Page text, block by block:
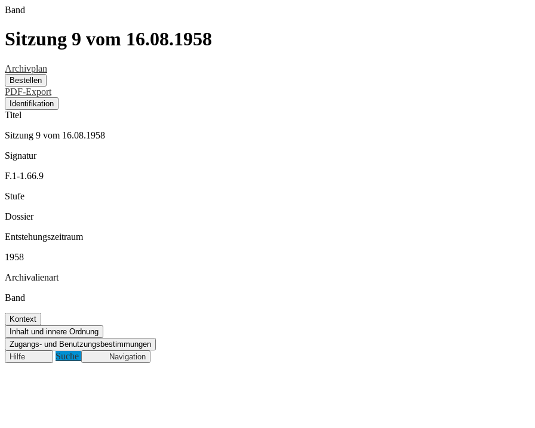
Band
Sitzung 9 vom 16.08.1958
Archivplan
Bestellen
PDF-Export
Identifikation
Titel
Sitzung 9 vom 16.08.1958
Signatur
F.1-1.66.9
Stufe
Dossier
Entstehungszeitraum
1958
Archivalienart
Band
Kontext
Inhalt und innere Ordnung
Zugangs- und Benutzungsbestimmungen
Hilfe
Suche Navigation